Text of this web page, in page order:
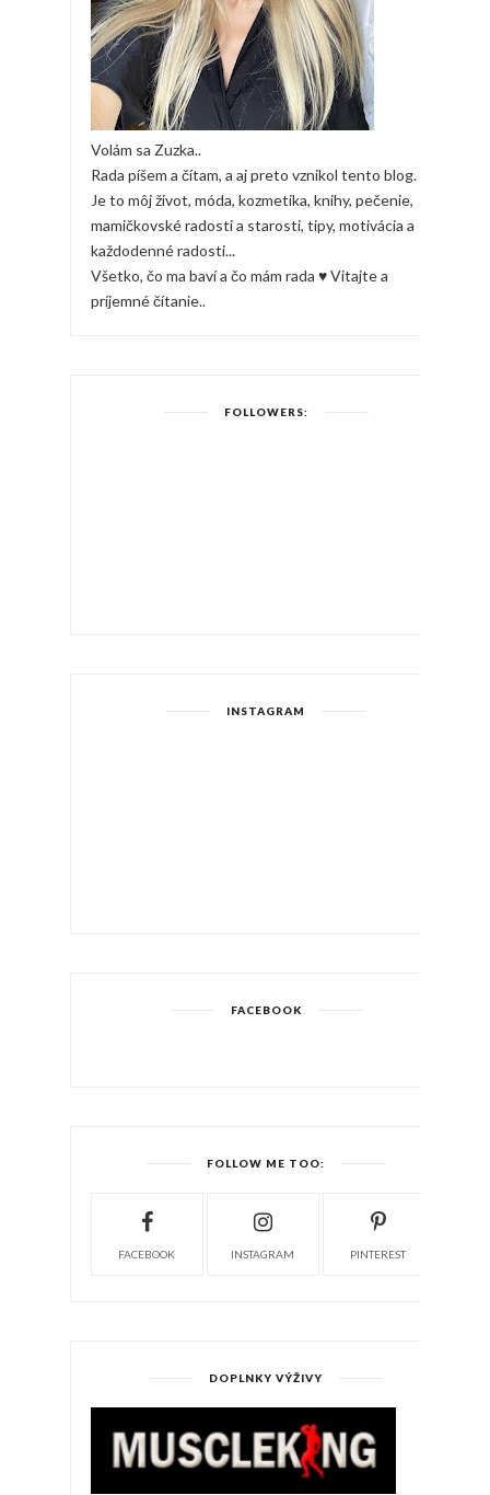
Volám sa Zuzka..
Rada píšem a čítam, a aj preto vznikol tento blog.
Je to môj život, móda, kozmetika, knihy, pečenie,
mamičkovské radosti a starosti, tipy, motivácia a
každodenné radosti...
Všetko, čo ma baví a čo mám rada ♥ Vitajte a
príjemné čítanie..
FOLLOWERS:
INSTAGRAM
FACEBOOK
FOLLOW ME TOO:
FACEBOOK INSTAGRAM PINTEREST
DOPLNKY VÝŽIVY